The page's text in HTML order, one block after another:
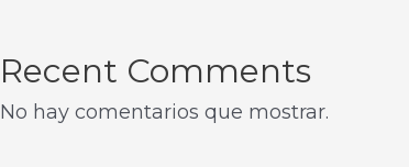
Recent Comments
No hay comentarios que mostrar.